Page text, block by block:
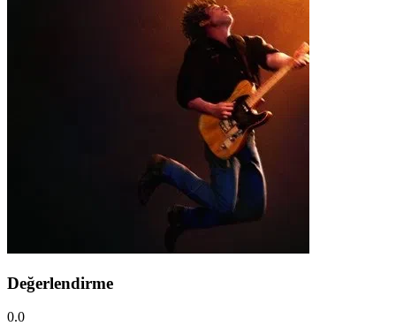
Değerlendirme
0.0